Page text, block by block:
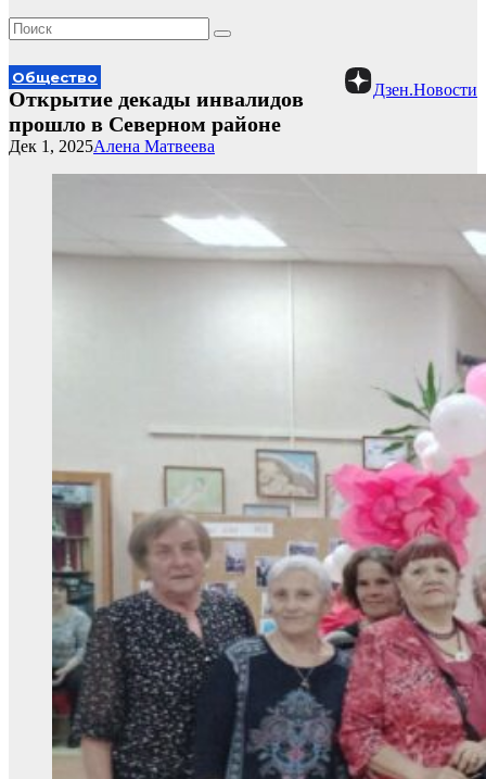
Дзен.Новости
Общество
Открытие декады инвалидов
прошло в Северном районе
Алена Матвеева
Дек 1, 2025